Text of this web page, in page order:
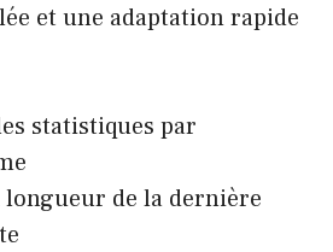
et une adaptation rapide
statistiques par
de la dernière